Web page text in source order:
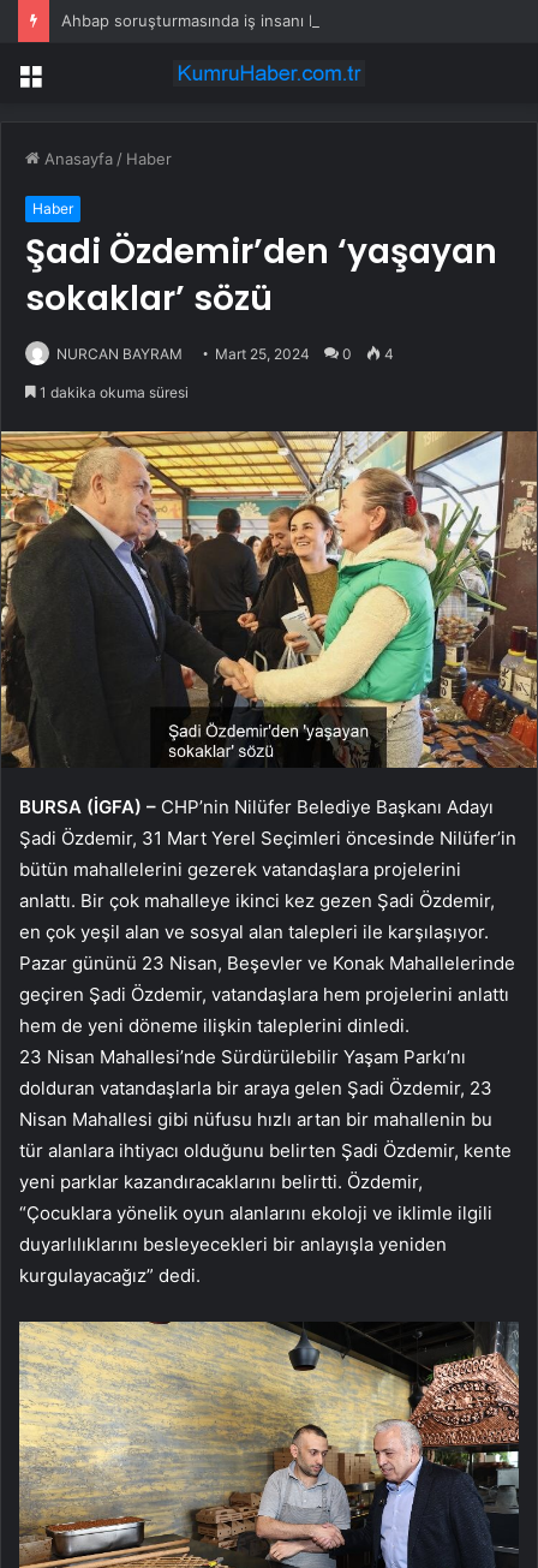
Menü
Anasayfa / Haber
Haber
Şadi Özdemir’den ‘yaşayan
sokaklar’ sözü
NURCAN BAYRAM Mart 25, 2024 0 4
1 dakika okuma süresi
BURSA (İGFA) – CHP’nin Nilüfer Belediye Başkanı Adayı
Şadi Özdemir, 31 Mart Yerel Seçimleri öncesinde Nilüfer’in
bütün mahallelerini gezerek vatandaşlara projelerini
anlattı. Bir çok mahalleye ikinci kez gezen Şadi Özdemir,
en çok yeşil alan ve sosyal alan talepleri ile karşılaşıyor.
Pazar gününü 23 Nisan, Beşevler ve Konak Mahallelerinde
geçiren Şadi Özdemir, vatandaşlara hem projelerini anlattı
hem de yeni döneme ilişkin taleplerini dinledi.
23 Nisan Mahallesi’nde Sürdürülebilir Yaşam Parkı’nı
dolduran vatandaşlarla bir araya gelen Şadi Özdemir, 23
Nisan Mahallesi gibi nüfusu hızlı artan bir mahallenin bu
tür alanlara ihtiyacı olduğunu belirten Şadi Özdemir, kente
yeni parklar kazandıracaklarını belirtti. Özdemir,
“Çocuklara yönelik oyun alanlarını ekoloji ve iklimle ilgili
duyarlılıklarını besleyecekleri bir anlayışla yeniden
kurgulayacağız” dedi.